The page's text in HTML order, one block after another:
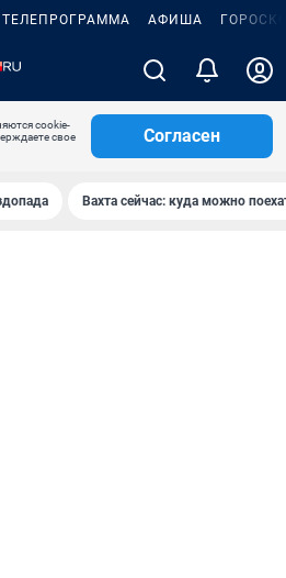
ТЕЛЕПРОГРАММА АФИША
cookie-
свое
Согласен
Вахта сейчас: куда можно